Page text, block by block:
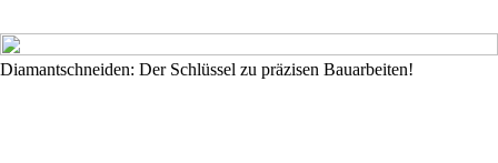
Diamantschneiden: Der Schlüssel zu präzisen Bauarbeiten!